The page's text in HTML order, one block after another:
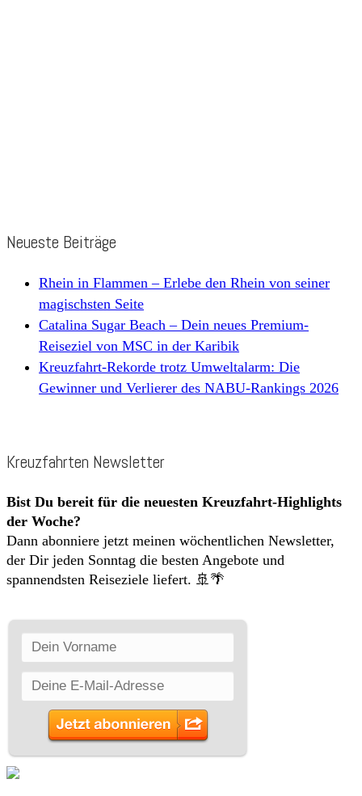
Neueste Beiträge
Rhein in Flammen – Erlebe den Rhein von seiner
magischsten Seite
Catalina Sugar Beach – Dein neues Premium-
Reiseziel von MSC in der Karibik
Kreuzfahrt-Rekorde trotz Umweltalarm: Die
Gewinner und Verlierer des NABU-Rankings 2026
Kreuzfahrten Newsletter
Bist Du bereit für die neuesten Kreuzfahrt-Highlights
der Woche?
Dann abonniere jetzt meinen wöchentlichen Newsletter,
der Dir jeden Sonntag die besten Angebote und
spannendsten Reiseziele liefert. 🚢🌴